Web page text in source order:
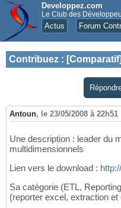
Developpez.com
Le Club des
Actus Forum
Contribuez :
Antoun, le 23/05/2008 à 22h51
Une description : leader du
multidimensionnels
Lien vers le download :
Sa catégorie (ETL,
(reporter excel, extraction et